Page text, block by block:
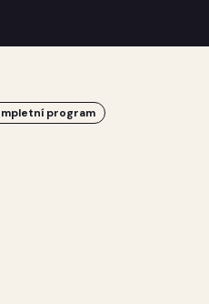
program